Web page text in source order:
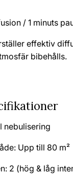
/ 1 minuts
effektiv
bibehålls.
nebulisering
Upp till 80 m²
2 (hög & låg